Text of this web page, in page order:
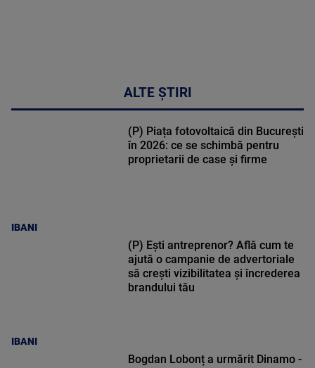
ALTE ȘTIRI
IBANI
(P) Piața fotovoltaică din București
în 2026: ce se schimbă pentru
proprietarii de case și firme
IBANI
(P) Ești antreprenor? Află cum te
ajută o campanie de advertoriale
să crești vizibilitatea și încrederea
brandului tău
Bogdan Lobonț a urmărit Dinamo -